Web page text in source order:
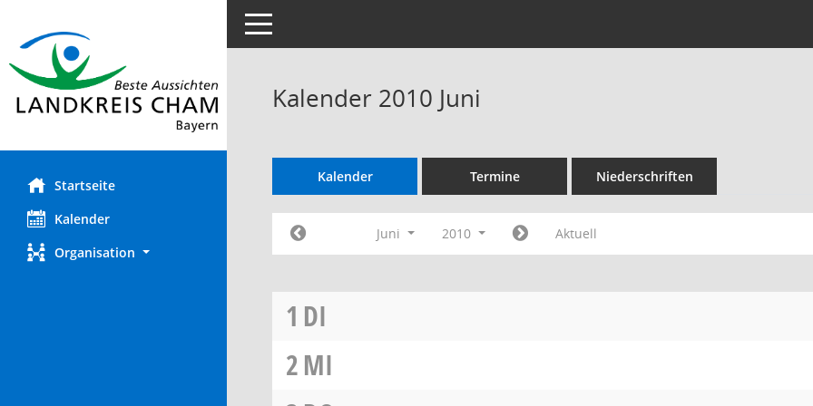
Startseite
Kalender
Organisation
Toggle navigation
Kalender 2010 Juni
Kalender Termine Niederschriften
Juni 2010 Aktuell
1 DI
2MI